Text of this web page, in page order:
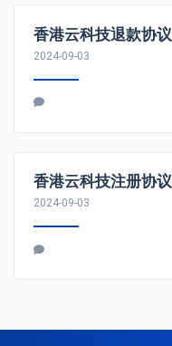
香港云科技退款协议
2024-09-03
香港云科技注册协议
2024-09-03